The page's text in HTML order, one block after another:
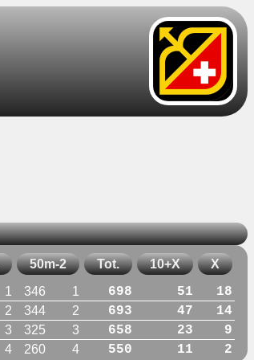
50m-2 Tot. 10+X X
1 346 1 698 51 18
2 344 2 693 47 14
3 325 3 658 23 9
4 260 4 550 11 2